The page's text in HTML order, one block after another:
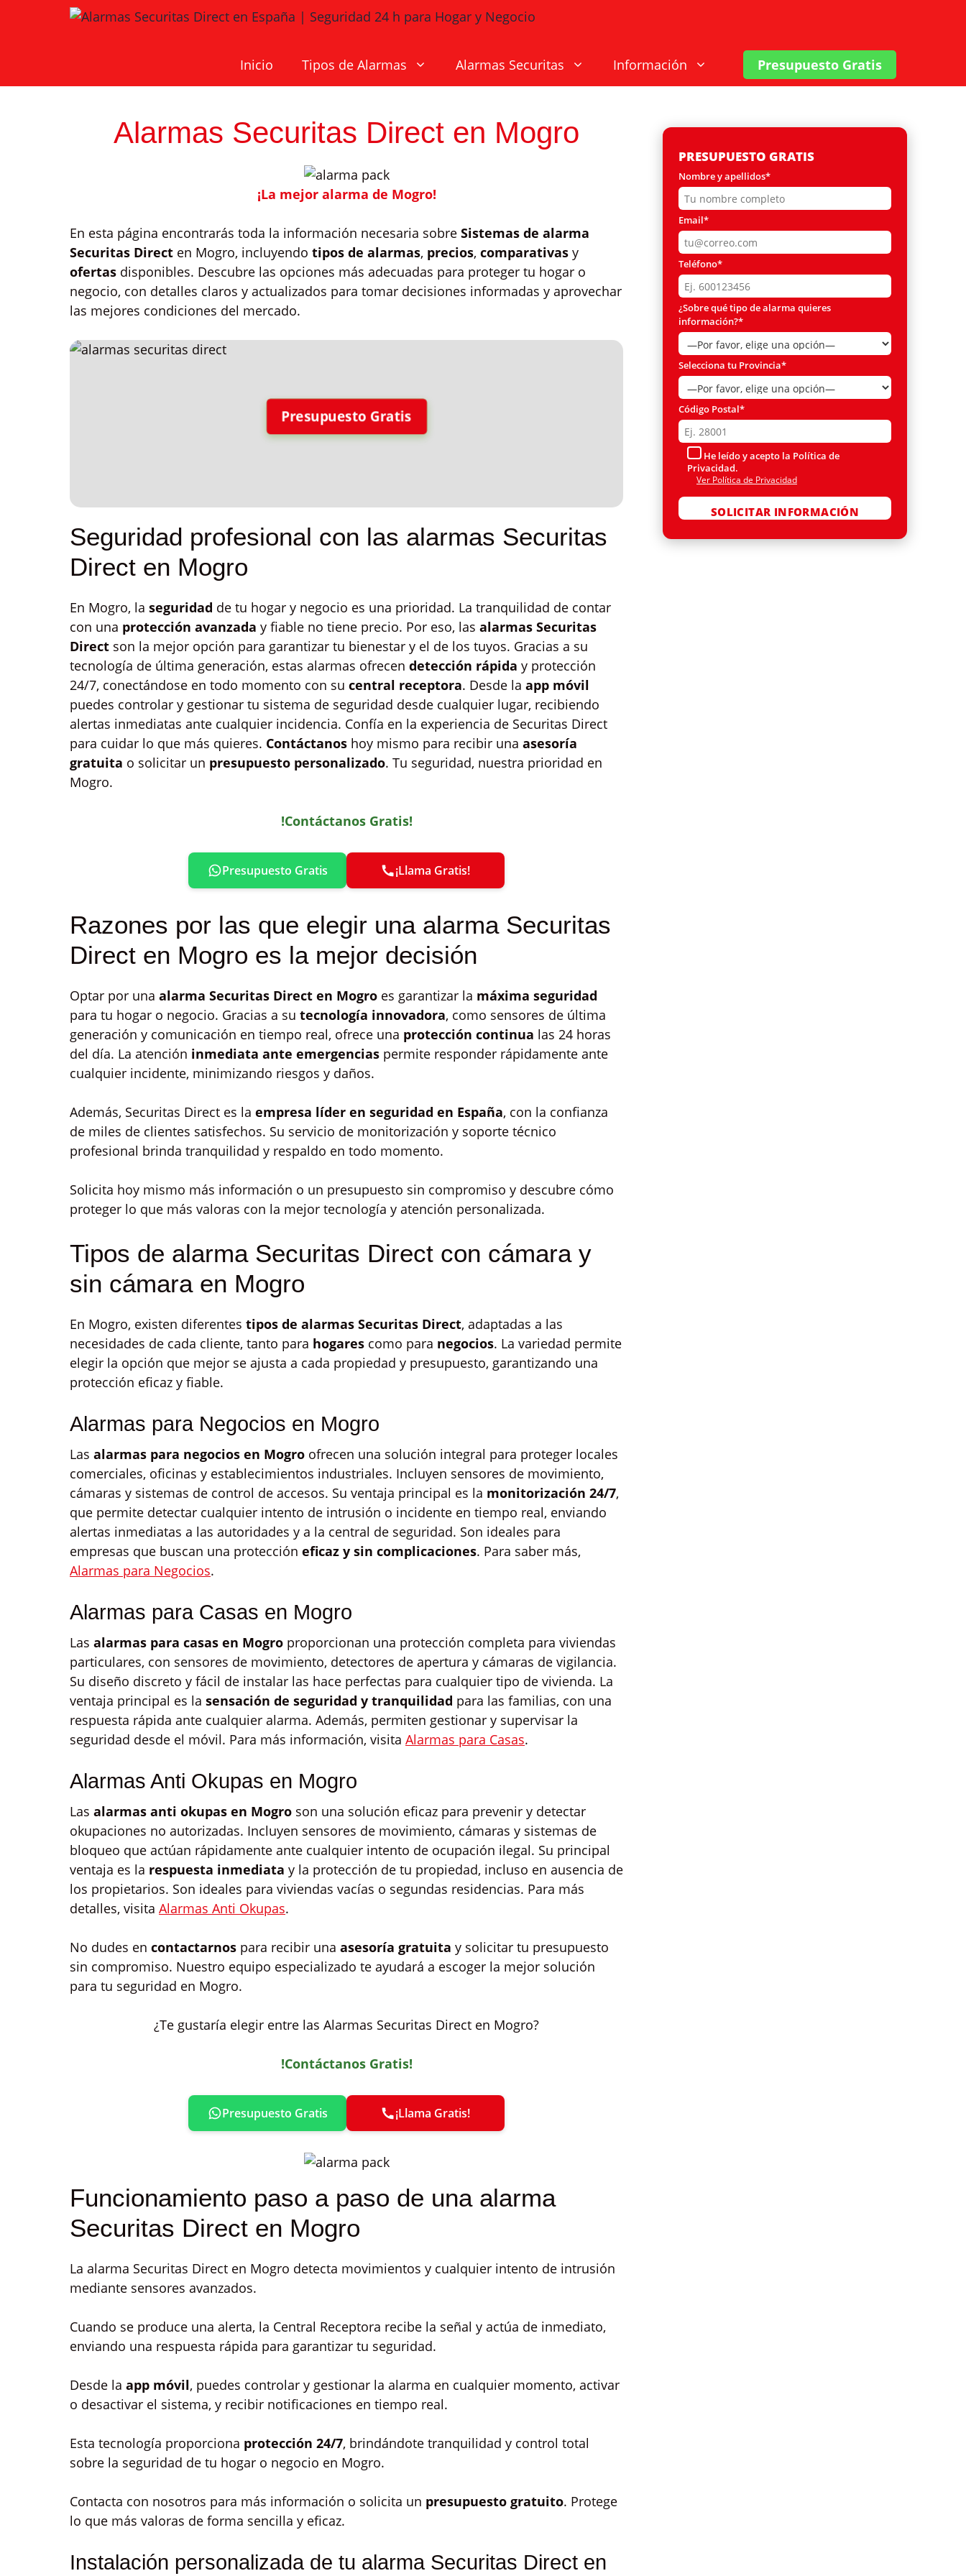
Inicio
Tipos de Alarmas Alarmas Securitas Información Presupuesto Gratis
Alarmas Securitas Direct en Mogro
¡La mejor alarma de Mogro!
En esta página encontrarás toda la información necesaria sobre Sistemas de alarma
Securitas Direct en Mogro, incluyendo tipos de alarmas, precios, comparativas y
ofertas disponibles. Descubre las opciones más adecuadas para proteger tu hogar o
negocio, con detalles claros y actualizados para tomar decisiones informadas y aprovechar
las mejores condiciones del mercado.
Presupuesto Gratis
Seguridad profesional con las alarmas Securitas
Direct en Mogro
En Mogro, la seguridad de tu hogar y negocio es una prioridad. La tranquilidad de contar
con una protección avanzada y fiable no tiene precio. Por eso, las alarmas Securitas
Direct son la mejor opción para garantizar tu bienestar y el de los tuyos. Gracias a su
tecnología de última generación, estas alarmas ofrecen detección rápida y protección
24/7, conectándose en todo momento con su central receptora. Desde la app móvil
puedes controlar y gestionar tu sistema de seguridad desde cualquier lugar, recibiendo
alertas inmediatas ante cualquier incidencia. Confía en la experiencia de Securitas Direct
para cuidar lo que más quieres. Contáctanos hoy mismo para recibir una asesoría
gratuita o solicitar un presupuesto personalizado. Tu seguridad, nuestra prioridad en
Mogro.
!Contáctanos Gratis!
Presupuesto Gratis ¡Llama Gratis!
Razones por las que elegir una alarma Securitas
Direct en Mogro es la mejor decisión
Optar por una alarma Securitas Direct en Mogro es garantizar la máxima seguridad
para tu hogar o negocio. Gracias a su tecnología innovadora, como sensores de última
generación y comunicación en tiempo real, ofrece una protección continua las 24 horas
del día. La atención inmediata ante emergencias permite responder rápidamente ante
cualquier incidente, minimizando riesgos y daños.
Además, Securitas Direct es la empresa líder en seguridad en España, con la confianza
de miles de clientes satisfechos. Su servicio de monitorización y soporte técnico
profesional brinda tranquilidad y respaldo en todo momento.
Solicita hoy mismo más información o un presupuesto sin compromiso y descubre cómo
proteger lo que más valoras con la mejor tecnología y atención personalizada.
Tipos de alarma Securitas Direct con cámara y
sin cámara en Mogro
En Mogro, existen diferentes tipos de alarmas Securitas Direct, adaptadas a las
necesidades de cada cliente, tanto para hogares como para negocios. La variedad permite
elegir la opción que mejor se ajusta a cada propiedad y presupuesto, garantizando una
protección eficaz y fiable.
Alarmas para Negocios en Mogro
Las alarmas para negocios en Mogro ofrecen una solución integral para proteger locales
comerciales, oficinas y establecimientos industriales. Incluyen sensores de movimiento,
cámaras y sistemas de control de accesos. Su ventaja principal es la monitorización 24/7,
que permite detectar cualquier intento de intrusión o incidente en tiempo real, enviando
alertas inmediatas a las autoridades y a la central de seguridad. Son ideales para
empresas que buscan una protección eficaz y sin complicaciones. Para saber más,
Alarmas para Negocios.
Alarmas para Casas en Mogro
Las alarmas para casas en Mogro proporcionan una protección completa para viviendas
particulares, con sensores de movimiento, detectores de apertura y cámaras de vigilancia.
Su diseño discreto y fácil de instalar las hace perfectas para cualquier tipo de vivienda. La
ventaja principal es la sensación de seguridad y tranquilidad para las familias, con una
respuesta rápida ante cualquier alarma. Además, permiten gestionar y supervisar la
seguridad desde el móvil. Para más información, visita Alarmas para Casas.
Alarmas Anti Okupas en Mogro
Las alarmas anti okupas en Mogro son una solución eficaz para prevenir y detectar
okupaciones no autorizadas. Incluyen sensores de movimiento, cámaras y sistemas de
bloqueo que actúan rápidamente ante cualquier intento de ocupación ilegal. Su principal
ventaja es la respuesta inmediata y la protección de tu propiedad, incluso en ausencia de
los propietarios. Son ideales para viviendas vacías o segundas residencias. Para más
detalles, visita Alarmas Anti Okupas.
No dudes en contactarnos para recibir una asesoría gratuita y solicitar tu presupuesto
sin compromiso. Nuestro equipo especializado te ayudará a escoger la mejor solución
para tu seguridad en Mogro.
¿Te gustaría elegir entre las Alarmas Securitas Direct en Mogro?
!Contáctanos Gratis!
Presupuesto Gratis ¡Llama Gratis!
Funcionamiento paso a paso de una alarma
Securitas Direct en Mogro
La alarma Securitas Direct en Mogro detecta movimientos y cualquier intento de intrusión
mediante sensores avanzados.
Cuando se produce una alerta, la Central Receptora recibe la señal y actúa de inmediato,
enviando una respuesta rápida para garantizar tu seguridad.
Desde la app móvil, puedes controlar y gestionar la alarma en cualquier momento, activar
o desactivar el sistema, y recibir notificaciones en tiempo real.
Esta tecnología proporciona protección 24/7, brindándote tranquilidad y control total
sobre la seguridad de tu hogar o negocio en Mogro.
Contacta con nosotros para más información o solicita un presupuesto gratuito. Protege
lo que más valoras de forma sencilla y eficaz.
Instalación personalizada de tu alarma Securitas Direct en
PRESUPUESTO GRATIS
Nombre y apellidos*
Email*
Teléfono*
¿Sobre qué tipo de alarma quieres
información?*
Selecciona tu Provincia*
Código Postal*
He leído y acepto la Política de
Privacidad.
Ver Política de Privacidad
Por favor, deja este campo vacío.